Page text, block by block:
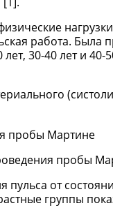
работа.
лет, 30-40 лет и
пробы
от
группы